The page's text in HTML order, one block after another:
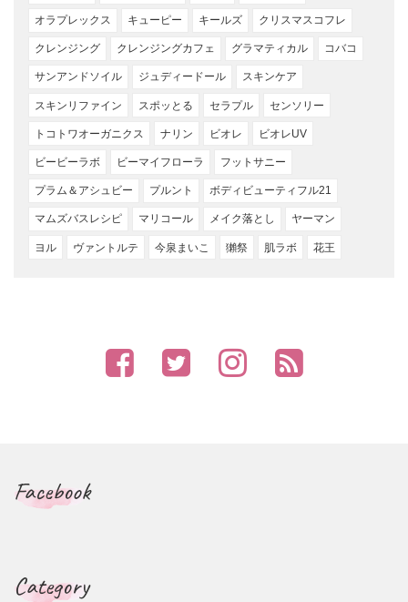
オラプレックス キューピー キールズ クリスマスコフレ
クレンジング クレンジングカフェ グラマティカル コバコ
サンアンドソイル ジュディードール スキンケア
スキンリファイン スポッとる セラプル センソリー
トコトワオーガニクス ナリン ビオレ ビオレUV
ビービーラボ ビーマイフローラ フットサニー
プラム＆アシュビー プルント ボディビューティフル21
マムズバスレシピ マリコール メイク落とし ヤーマン
ヨル ヴァントルテ 今泉まいこ 獺祭 肌ラボ 花王
Facebook
Category